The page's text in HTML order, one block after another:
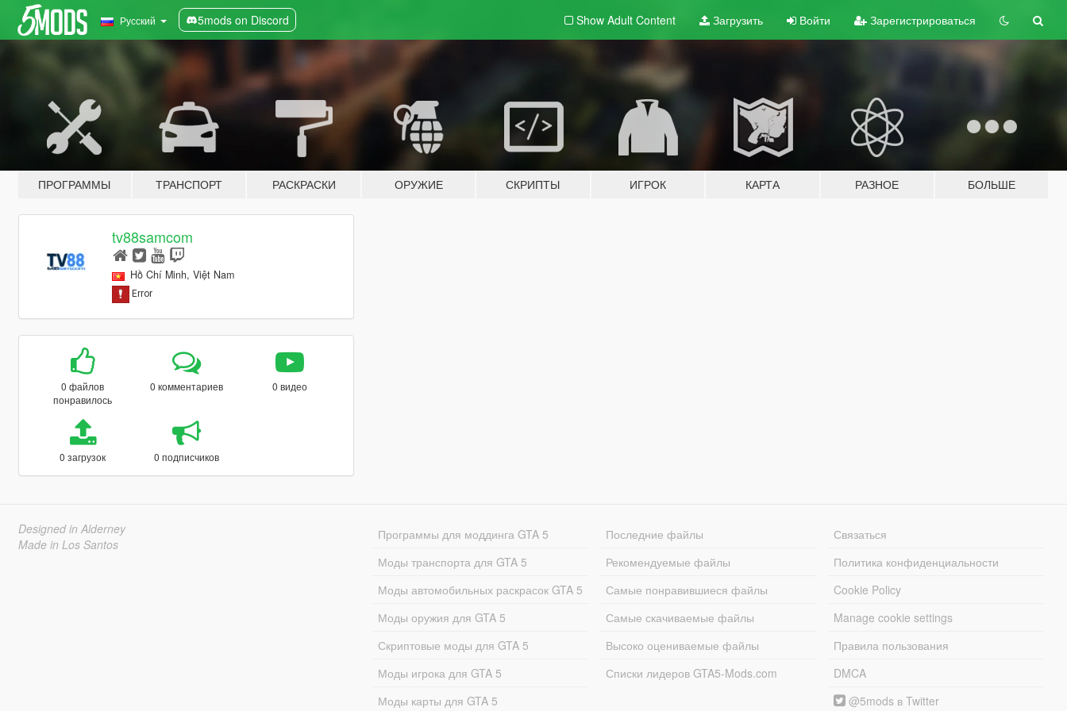
Русский 5mods on Discord Show Adult Content Загрузить Войти Зарегистрироваться
ПРОГРАММЫ ТРАНСПОРТ РАСКРАСКИ ОРУЖИЕ СКРИПТЫ ИГРОК КАРТА РАЗНОЕ БОЛЬШЕ
tv88samcom
Hồ Chí Minh, Việt Nam
0 файлов
понравилось
0 комментариев 0 видео
0 загрузок 0 подписчиков
Designed in Alderney
Made in Los Santos
Программы для моддинга GTA 5
Моды транспорта для GTA 5
Моды автомобильных раскрасок GTA 5
Моды оружия для GTA 5
Скриптовые моды для GTA 5
Моды игрока для GTA 5
Моды карты для GTA 5
Последние файлы
Рекомендуемые файлы
Самые понравившиеся файлы
Самые скачиваемые файлы
Высоко оцениваемые файлы
Списки лидеров GTA5-Mods.com
Связаться
Политика конфиденциальности
Cookie Policy
Manage cookie settings
Правила пользования
DMCA
@5mods в Twitter